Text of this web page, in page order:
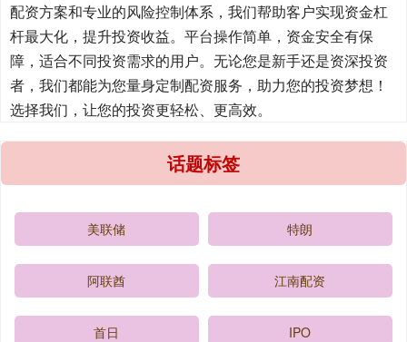
配资方案和专业的风险控制体系，我们帮助客户实现资金杠
杆最大化，提升投资收益。平台操作简单，资金安全有保
障，适合不同投资需求的用户。无论您是新手还是资深投资
者，我们都能为您量身定制配资服务，助力您的投资梦想！
选择我们，让您的投资更轻松、更高效。
话题标签
美联储 特朗
阿联酋 江南配资
首日 IPO